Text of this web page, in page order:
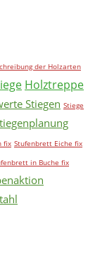
der Holzarten
Holztreppe
Stiegen Stiege
fix Stufenbrett Eiche fix
in Buche fix